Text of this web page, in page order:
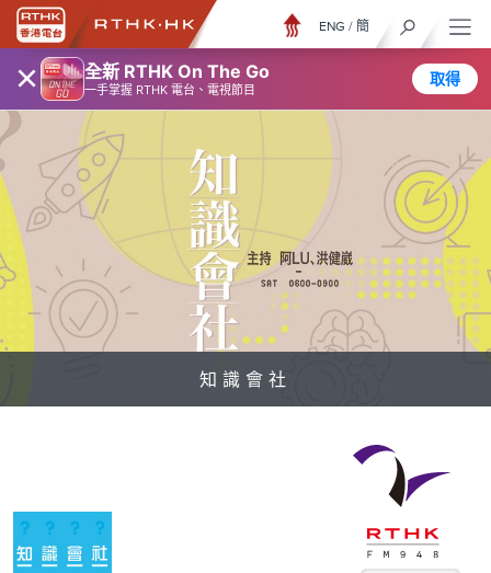
× 全新 RTHK On The Go
一手掌握 RTHK 電台、電視節目
取得
ENG / 簡
知識會社